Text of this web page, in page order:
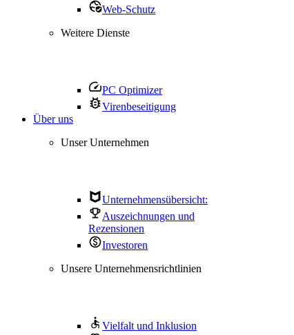
Web-Schutz
Weitere Dienste
PC Optimizer
Virenbeseitigung
Über uns
Unser Unternehmen
Unternehmensübersicht:
Auszeichnungen und
Rezensionen
Investoren
Unsere Unternehmensrichtlinien
Vielfalt und Inklusion